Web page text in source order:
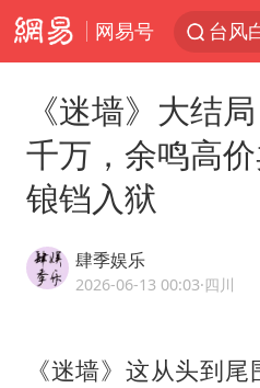
网易号
四川
美股
《迷墙》大结
千万，余鸣高
锒铛入狱
肆季娱乐
2026-06-13 00:03·四川
《迷墙》这从头到